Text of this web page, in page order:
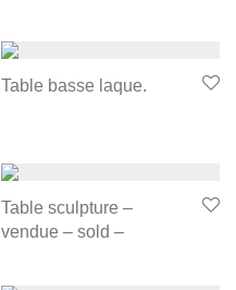
Table basse laque.
Table sculpture –
vendue – sold –